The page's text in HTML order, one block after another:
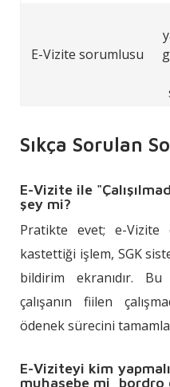
E-Vizite sorumlusu
Sıkça Sorulan
E-Vizite ile
şey mi?
Pratikte evet; e-Vizite
kastettiği işlem, SGK
bildirim ekranıdır.
çalışanın fiilen
ödenek sürecini
E-Viziteyi kim
muhasebe mi, bordro